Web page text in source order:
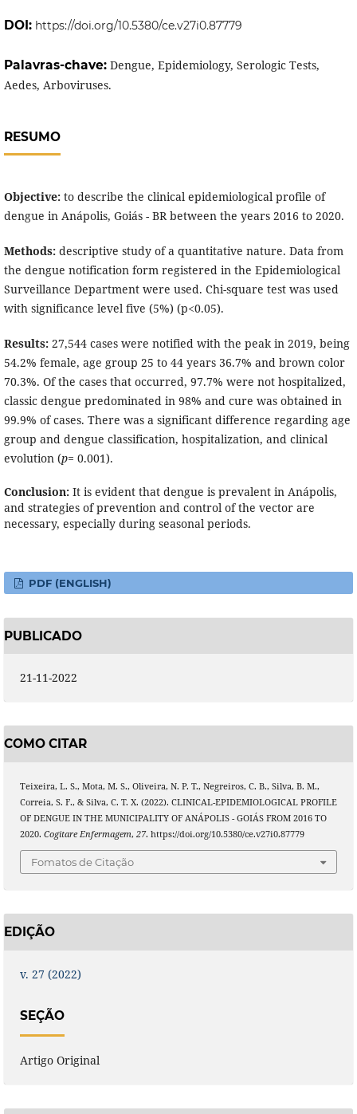
DOI: https://doi.org/10.5380/ce.v27i0.87779
Palavras-chave: Dengue, Epidemiology, Serologic Tests,
Aedes, Arboviruses.
RESUMO
Objective: to describe the clinical epidemiological profile of
dengue in Anápolis, Goiás - BR between the years 2016 to 2020.
Methods: descriptive study of a quantitative nature. Data from
the dengue notification form registered in the Epidemiological
Surveillance Department were used. Chi-square test was used
with significance level five (5%) (p<0.05).
Results: 27,544 cases were notified with the peak in 2019, being
54.2% female, age group 25 to 44 years 36.7% and brown color
70.3%. Of the cases that occurred, 97.7% were not hospitalized,
classic dengue predominated in 98% and cure was obtained in
99.9% of cases. There was a significant difference regarding age
group and dengue classification, hospitalization, and clinical
evolution (p= 0.001).
Conclusion:It is evident that dengue is prevalent in Anápolis,
and strategies of prevention and control of the vector are
necessary, especially during seasonal periods.
PDF (ENGLISH)
PUBLICADO
21-11-2022
COMO CITAR
Teixeira, L. S., Mota, M. S., Oliveira, N. P. T., Negreiros, C. B., Silva, B. M.,
Correia, S. F., & Silva, C. T. X. (2022). CLINICAL-EPIDEMIOLOGICAL PROFILE
OF DENGUE IN THE MUNICIPALITY OF ANÁPOLIS - GOIÁS FROM 2016 TO
2020. Cogitare Enfermagem, 27. https://doi.org/10.5380/ce.v27i0.87779
Fomatos de Citação
EDIÇÃO
v. 27 (2022)
SEÇÃO
Artigo Original